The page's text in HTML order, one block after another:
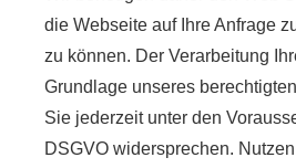
die Webseite auf Ihre Anfrage
zu können. Der Verarbeitung
Grundlage unseres
Sie jederzeit unter den
DSGVO widersprechen.